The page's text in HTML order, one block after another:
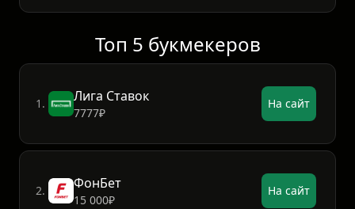
Топ 5 букмекеров
1. Лига Ставок
7777₽
На сайт
2. ФонБет
15 000₽
На сайт